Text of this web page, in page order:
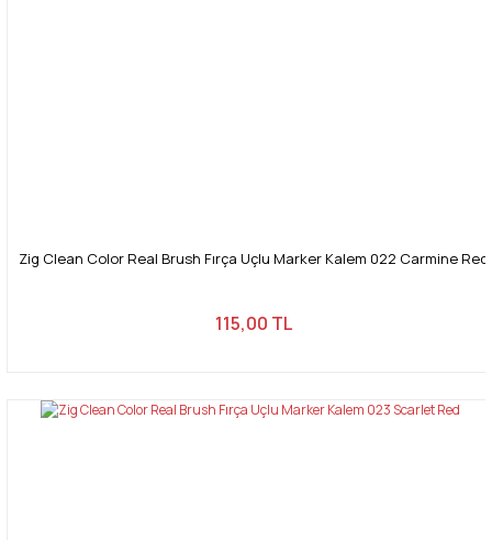
Zig Clean Color Real Brush Fırça Uçlu Marker Kalem 022 Carmine Red
115,00 TL